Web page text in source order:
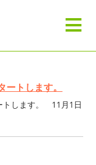
≡
トします。
トします。 11月1日